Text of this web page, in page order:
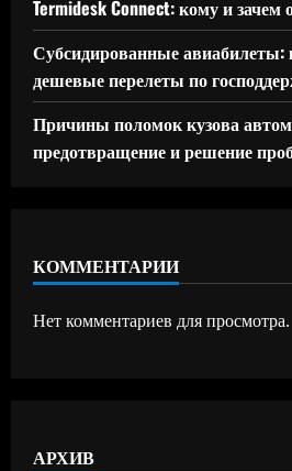
Termidesk Connect: кому и зачем
Субсидированные авиабилеты:
дешевые перелеты по
Причины поломок кузова
предотвращение и решение
КОММЕНТАРИИ
Нет комментариев для просмотра.
АРХИВ